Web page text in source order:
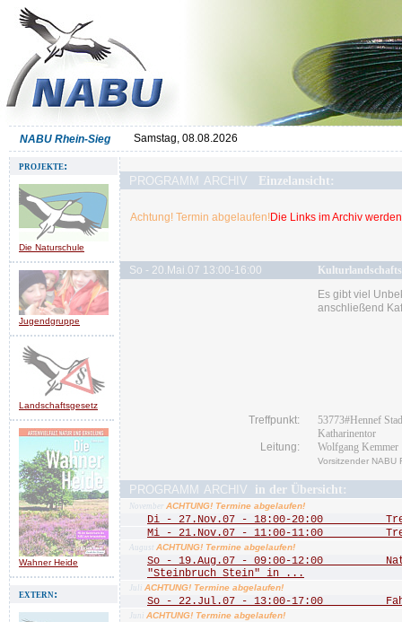
NABU Rhein-Sieg Samstag, 08.08.2026
projekte:
Die Naturschule
Jugendgruppe
Landschaftsgesetz
Wahner Heide
extern:
programm archiv Einzelansicht:
Achtung! Termin abgelaufen!Die Links im Archiv
So - 20.Mai.07 13:00-16:00
Es gibt viel
anschließend
Treffpunkt:
53773#Hennef
Katharinentor
Leitung:
Wolfgang Kemmer
Vorsitzender NABU
programm archiv in der Übersicht:
November ACHTUNG! Termine abgelaufen!
Di - 27.Nov.07 - 18:00-20:00
Mi - 21.Nov.07 - 11:00-11:00
August ACHTUNG! Termine abgelaufen!
So - 19.Aug.07 - 09:00-12:00
"Steinbruch Stein" in ...
Juli ACHTUNG! Termine abgelaufen!
So - 22.Jul.07 - 13:00-17:00
Juni ACHTUNG! Termine abgelaufen!